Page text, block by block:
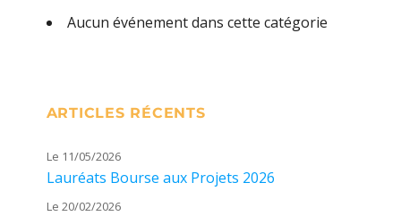
Aucun événement dans cette catégorie
ARTICLES RÉCENTS
Le 11/05/2026
Lauréats Bourse aux Projets 2026
Le 20/02/2026